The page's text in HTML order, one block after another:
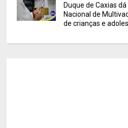
Duque de Caxias
Nacional de
de crianças e